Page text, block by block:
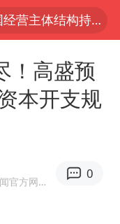
上半年我国经营主体结构持续优化
》阵容官宣
国足U17与阿森纳决赛取消 并列冠军
师减少13.19万
以军士兵把枪口对准中国记者
！高盛预
本开支规
·华尔街见闻官方网易号
0